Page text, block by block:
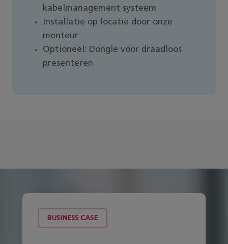
kabelmanagement systeem
Installatie op locatie door onze
monteur
Optioneel: Dongle voor draadloos
presenteren
BUSINESS CASE